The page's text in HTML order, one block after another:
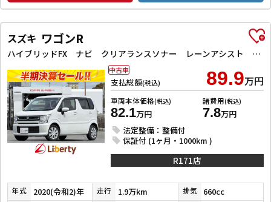
スズキ ワゴンR
ハイブリッドFX ナビ クリアランスソナー レーンアシスト 衝突被害軽減システム オートライト スマートキー アイドリングストップ 電動格納ミラー シートヒーター ベンチシート CVT ESC エアコン
支払総額(税込) 89.9万円
車両本体価格(税込)
82.1万円
諸費用(税込)
7.8万円
法定整備：整備付
保証付 (1ヶ月・1000km )
中古車
R171店
年式 2020(令和2)年 走行 1.9万km 排気 660cc